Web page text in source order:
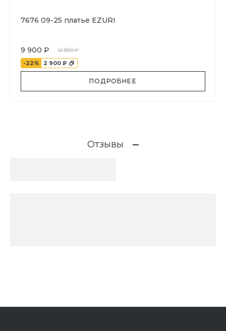
7676 09-25 платье EZURI
9 900 ₽
12 800 ₽
-22%
2 900 ₽
ПОДРОБНЕЕ
Отзывы